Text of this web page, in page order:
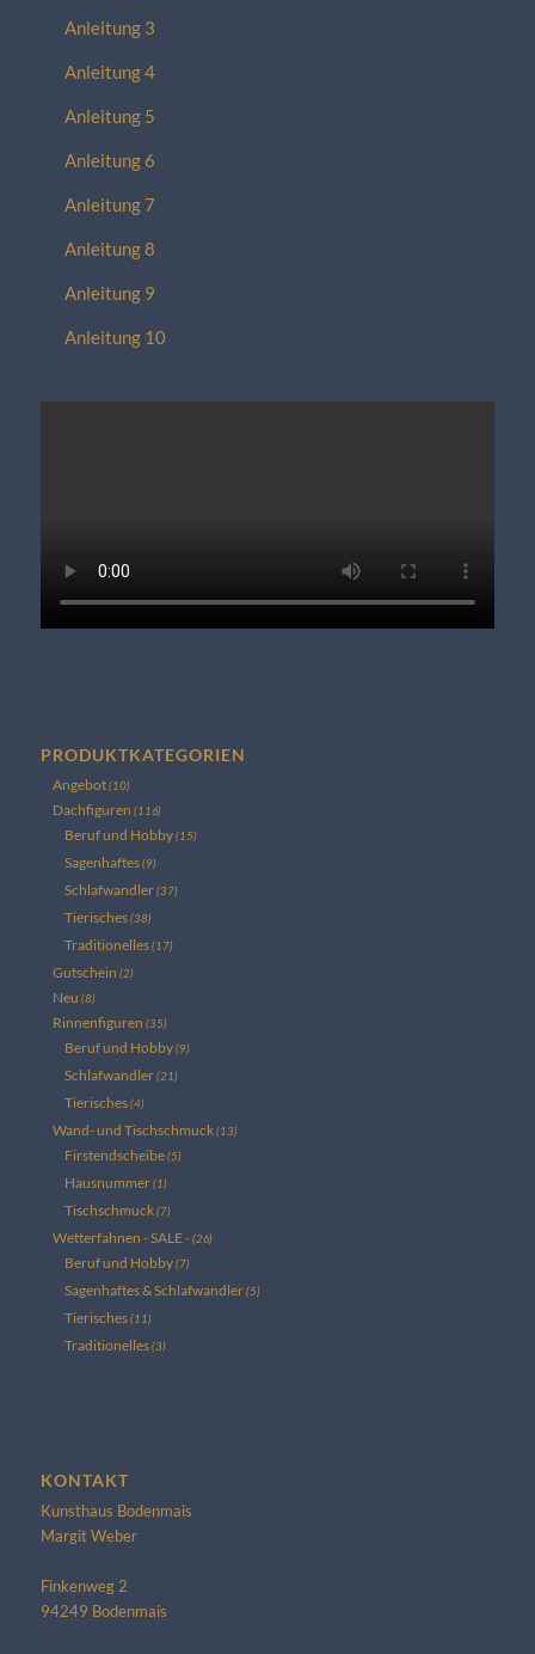
Anleitung 3
Anleitung 4
Anleitung 5
Anleitung 6
Anleitung 7
Anleitung 8
Anleitung 9
Anleitung 10
PRODUKTKATEGORIEN
Angebot (10)
Dachfiguren (116)
Beruf und Hobby (15)
Sagenhaftes (9)
Schlafwandler (37)
Tierisches (38)
Traditionelles (17)
Gutschein (2)
Neu (8)
Rinnenfiguren (35)
Beruf und Hobby (9)
Schlafwandler (21)
Tierisches (4)
Wand- und Tischschmuck (13)
Firstendscheibe (5)
Hausnummer (1)
Tischschmuck (7)
Wetterfahnen - SALE - (26)
Beruf und Hobby (7)
Sagenhaftes & Schlafwandler (5)
Tierisches (11)
Traditionelles (3)
KONTAKT
Kunsthaus Bodenmais
Margit Weber
Finkenweg 2
94249 Bodenmais